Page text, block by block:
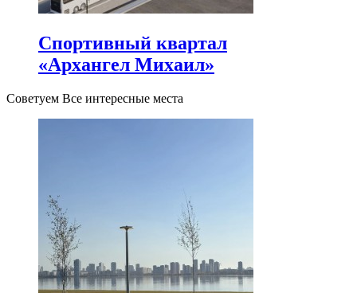
Спортивный квартал
«Архангел Михаил»
Советуем Все интересные места